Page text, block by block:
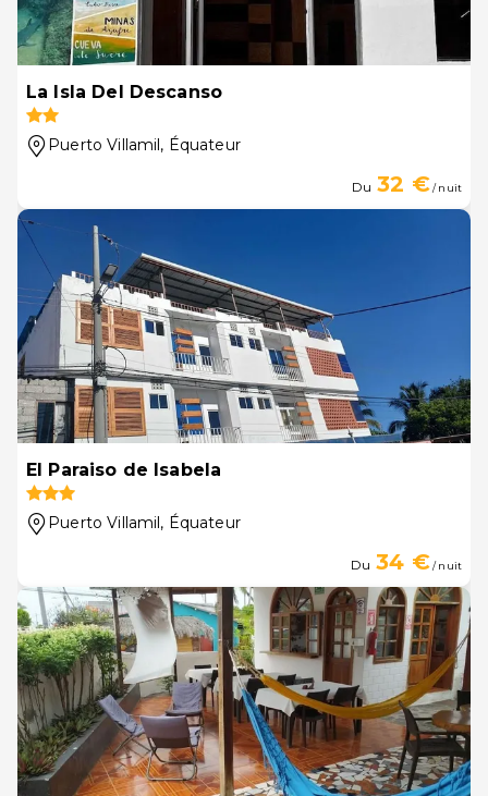
La Isla Del Descanso
Puerto Villamil, Équateur
Du 32 €/ nuit
El Paraiso de Isabela
Puerto Villamil, Équateur
Du 34 €/ nuit